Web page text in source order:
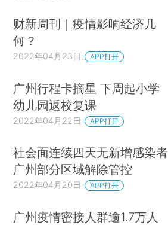
财新周刊｜疫情影响经济几
何？
2022年04月23日 APP打开
广州行程卡摘星 下周起小学
幼儿园返校复课
2022年04月22日 APP打开
社会面连续四天无新增感染者
广州部分区域解除管控
2022年04月20日 APP打开
广州疫情密接人群逾1.7万人